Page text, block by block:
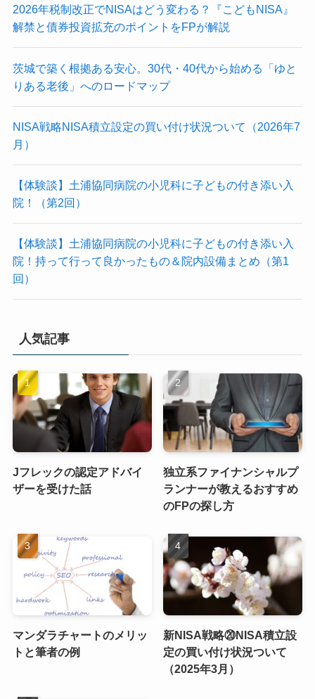
2026年税制改正でNISAはどう変わる？『こどもNISA』
解禁と債券投資拡充のポイントをFPが解説
茨城で築く根拠ある安心。30代・40代から始める「ゆと
りある老後」へのロードマップ
NISA戦略NISA積立設定の買い付け状況ついて（2026年7
月）
【体験談】土浦協同病院の小児科に子どもの付き添い入
院！（第2回）
【体験談】土浦協同病院の小児科に子どもの付き添い入
院！持って行って良かったもの＆院内設備まとめ（第1
回）
人気記事
Jフレックの認定アドバイ
ザーを受けた話
独立系ファイナンシャルプ
ランナーが教えるおすすめ
のFPの探し方
マンダラチャートのメリッ
トと筆者の例
新NISA戦略⑳NISA積立設
定の買い付け状況ついて
（2025年3月）